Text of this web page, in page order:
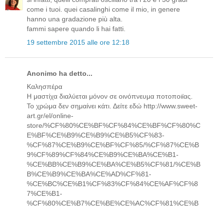
come i tuoi. quei casalinghi come il mio, in genere
hanno una gradazione più alta.
fammi sapere quando li hai fatti.
19 settembre 2015 alle ore 12:18
Anonimo ha detto...
Καλησπέρα
Η μαστίχα διαλύεται μόνον σε οινόπνευμα ποτοποιϊας.
Το χρώμα δεν σημαίνει κάτι. Δείτε εδώ http://www.sweet-
art.gr/el/online-
store/%CF%80%CE%BF%CF%84%CE%BF%CF%80%C
E%BF%CE%B9%CE%B9%CE%B5%CF%83-
%CF%87%CE%B9%CE%BF%CF%85/%CF%87%CE%B
9%CF%89%CF%84%CE%B9%CE%BA%CE%B1-
%CE%BB%CE%B9%CE%BA%CE%B5%CF%81/%CE%B
B%CE%B9%CE%BA%CE%AD%CF%81-
%CE%BC%CE%B1%CF%83%CF%84%CE%AF%CF%8
7%CE%B1-
%CF%80%CE%B7%CE%BE%CE%AC%CF%81%CE%B